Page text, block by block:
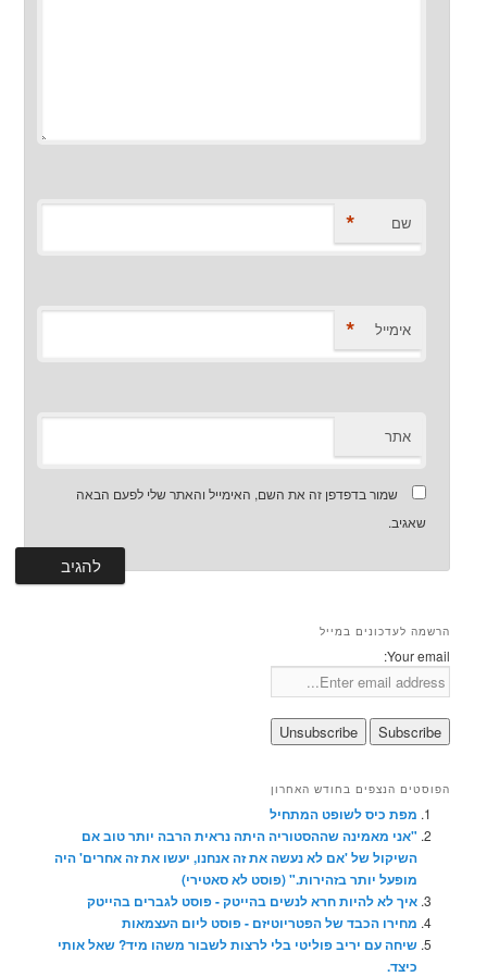
שם *
אימייל *
אתר
שמור בדפדפן זה את השם, האימייל והאתר שלי לפעם הבאה
שאגיב.
הרשמה לעדכונים במייל
Your email:
הפוסטים הנצפים בחודש האחרון
מפת כיס לשופט המתחיל
"אני מאמינה שההסטוריה היתה נראית הרבה יותר טוב אם
השיקול של 'אם לא נעשה את זה אנחנו, יעשו את זה אחרים' היה
מופעל יותר בזהירות." (פוסט לא סאטירי)
איך לא להיות חרא לנשים בהייטק - פוסט לגברים בהייטק
מחירו הכבד של הפטריוטיזם - פוסט ליום העצמאות
שיחה עם יריב פוליטי בלי לרצות לשבור משהו מיד? שאל אותי
כיצד.